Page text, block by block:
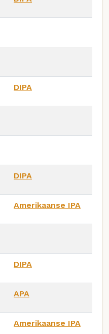
DIPA
DIPA
Amerikaanse IPA
DIPA
APA
Amerikaanse IPA